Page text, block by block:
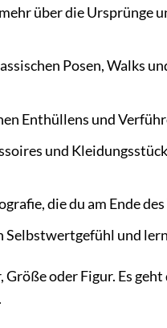
über die Ursprünge
Posen, Walks
Enthüllens und
und
die du am Ende
Selbstwertgefühl und
oder Figur. Es